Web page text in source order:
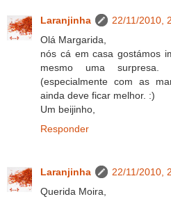
Laranjinha
22/11/2010,
Olá Margarida,
nós cá em casa gostámos
mesmo uma
(especialmente com as
ainda deve ficar melhor. :)
Um beijinho,
Responder
Laranjinha
22/11/2010,
Querida Moira,